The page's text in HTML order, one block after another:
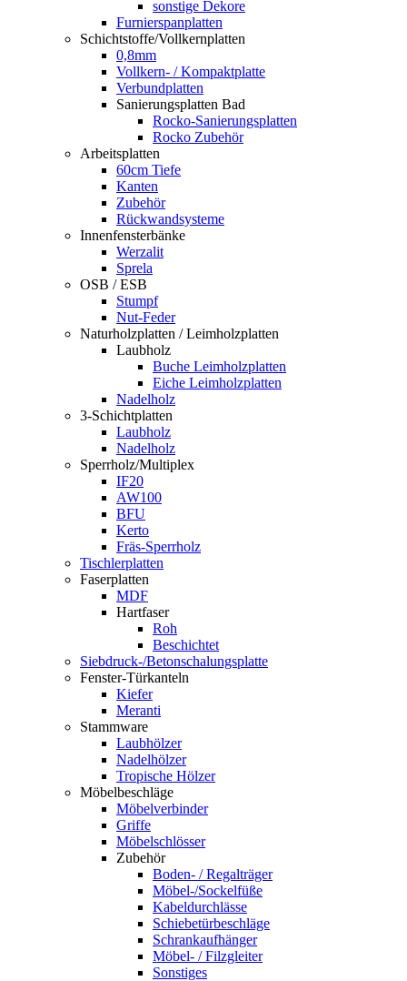
sonstige Dekore
Furnierspanplatten
Schichtstoffe/Vollkernplatten
0,8mm
Vollkern- / Kompaktplatte
Verbundplatten
Sanierungsplatten Bad
Rocko-Sanierungsplatten
Rocko Zubehör
Arbeitsplatten
60cm Tiefe
Kanten
Zubehör
Rückwandsysteme
Innenfensterbänke
Werzalit
Sprela
OSB / ESB
Stumpf
Nut-Feder
Naturholzplatten / Leimholzplatten
Laubholz
Buche Leimholzplatten
Eiche Leimholzplatten
Nadelholz
3-Schichtplatten
Laubholz
Nadelholz
Sperrholz/Multiplex
IF20
AW100
BFU
Kerto
Fräs-Sperrholz
Tischlerplatten
Faserplatten
MDF
Hartfaser
Roh
Beschichtet
Siebdruck-/Betonschalungsplatte
Fenster-Türkanteln
Kiefer
Meranti
Stammware
Laubhölzer
Nadelhölzer
Tropische Hölzer
Möbelbeschläge
Möbelverbinder
Griffe
Möbelschlösser
Zubehör
Boden- / Regalträger
Möbel-/Sockelfüße
Kabeldurchlässe
Schiebetürbeschläge
Schrankaufhänger
Möbel- / Filzgleiter
Sonstiges